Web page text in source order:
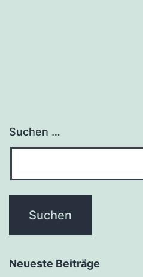
Suchen …
Neueste Beiträge